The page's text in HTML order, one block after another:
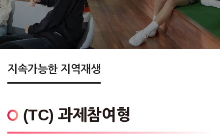
지속가능한 지역재생
(TC) 과제참여형